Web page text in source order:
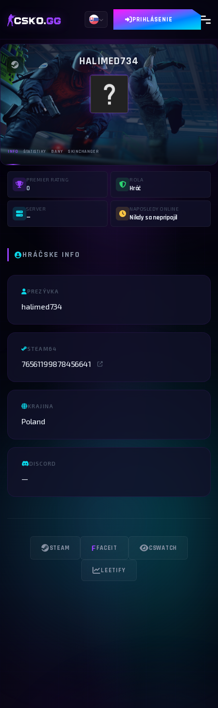
PRIHLÁSENIE
HALIMED734
INFO ŠTATISTIKY BANY SKINCHANGER
PREMIER RATING
0
ROLA
Hráč
SERVER
—
NAPOSLEDY ONLINE
Nikdy sa nepripojil
HRÁČSKE INFO
PREZÝVKA
halimed734
STEAM64
76561199878456641
KRAJINA
Poland
DISCORD
—
STEAM FFACEIT CSWATCH
LEETIFY